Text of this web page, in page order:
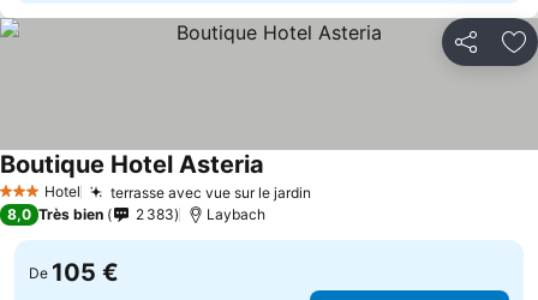
Partager
3 ÉtoilesHotel terrasse avec vue sur le jardin
Boutique Hotel Asteria
8,0 Très bien 2 383 Laybach
De 105 €